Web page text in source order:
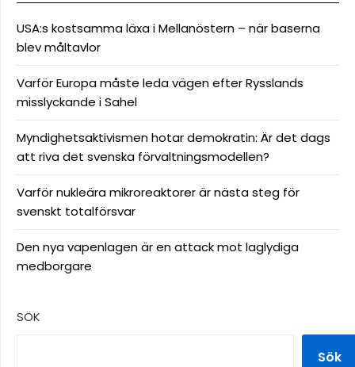
USA:s kostsamma läxa i Mellanöstern – när baserna
blev måltavlor
Varför Europa måste leda vägen efter Rysslands
misslyckande i Sahel
Myndighetsaktivismen hotar demokratin: Är det dags
att riva det svenska förvaltningsmodellen?
Varför nukleära mikroreaktorer är nästa steg för
svenskt totalförsvar
Den nya vapenlagen är en attack mot laglydiga
medborgare
SÖK
Sök